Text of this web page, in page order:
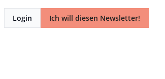
Login Ich will diesen Newsletter!